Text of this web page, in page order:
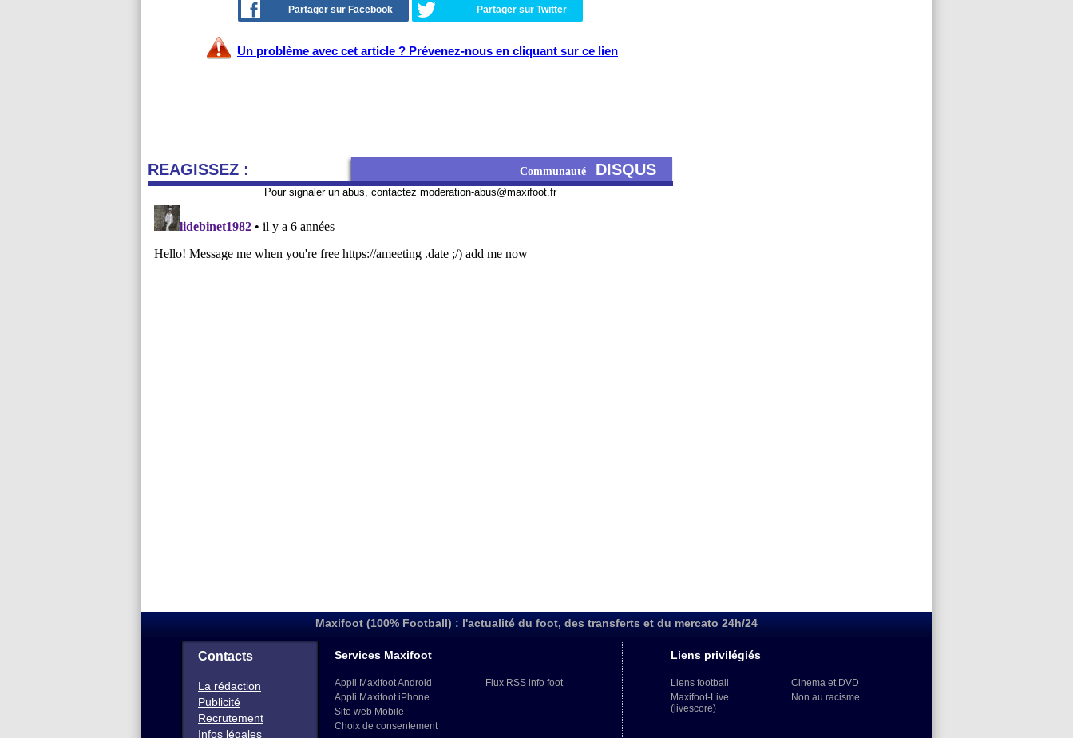
Partager sur Facebook Partager sur Twitter
Un problème avec cet article ? Prévenez-nous en cliquant sur ce lien
REAGISSEZ : Communauté DISQUS
Pour signaler un abus, contactez moderation-abus@maxifoot.fr
Maxifoot (100% Football) : l'actualité du foot, des transferts et du mercato 24h/24
Contacts
La rédaction
Publicité
Recrutement
Infos légales
Services Maxifoot
Appli Maxifoot Android
Appli Maxifoot iPhone
Site web Mobile
Choix de consentement
Flux RSS info foot
Liens privilégiés
Liens football
Maxifoot-Live
(livescore)
Cinema et DVD
Non au racisme